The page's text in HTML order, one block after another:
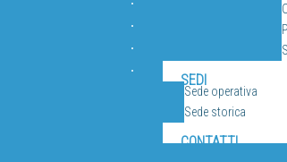
SEDI
Sede operativa
Sede storica
CONTATTI